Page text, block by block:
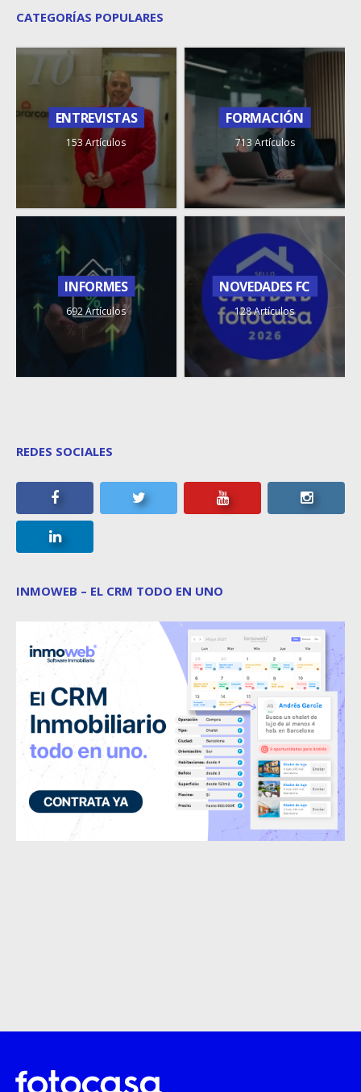
CATEGORÍAS POPULARES
ENTREVISTAS
153 Artículos
FORMACIÓN
713 Artículos
INFORMES
692 Artículos
NOVEDADES FC
128 Artículos
REDES SOCIALES
INMOWEB – EL CRM TODO EN UNO